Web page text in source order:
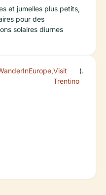
et jumelles plus petits,
pour des
solaires diurnes
,Visit
Trentino
).